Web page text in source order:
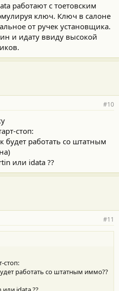
работают с тоетовским
ключ. Ключ в салоне
от ручек установщика.
и идату ввиду высокой
#10
стоп:
будет работать со штатным
или idata ??
#11
стоп:
работать со штатным иммо??